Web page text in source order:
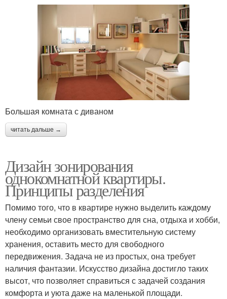
Большая комната с диваном
читать дальше →
Дизайн зонирования
однокомнатной квартиры.
Принципы разделения
Помимо того, что в квартире нужно выделить каждому
члену семьи свое пространство для сна, отдыха и хобби,
необходимо организовать вместительную систему
хранения, оставить место для свободного
передвижения. Задача не из простых, она требует
наличия фантазии. Искусство дизайна достигло таких
высот, что позволяет справиться с задачей создания
комфорта и уюта даже на маленькой площади.